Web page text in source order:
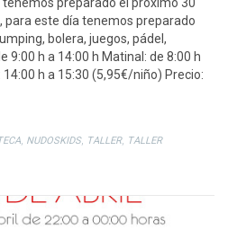
para este día tenemos preparado
bolera, juegos, pádel,
9:00 h a 14:00 h Matinal: de 8:00 h
h a 15:30 (5,95€/niño) Precio:
, NUDOSKIDS, TALLER, TALLER